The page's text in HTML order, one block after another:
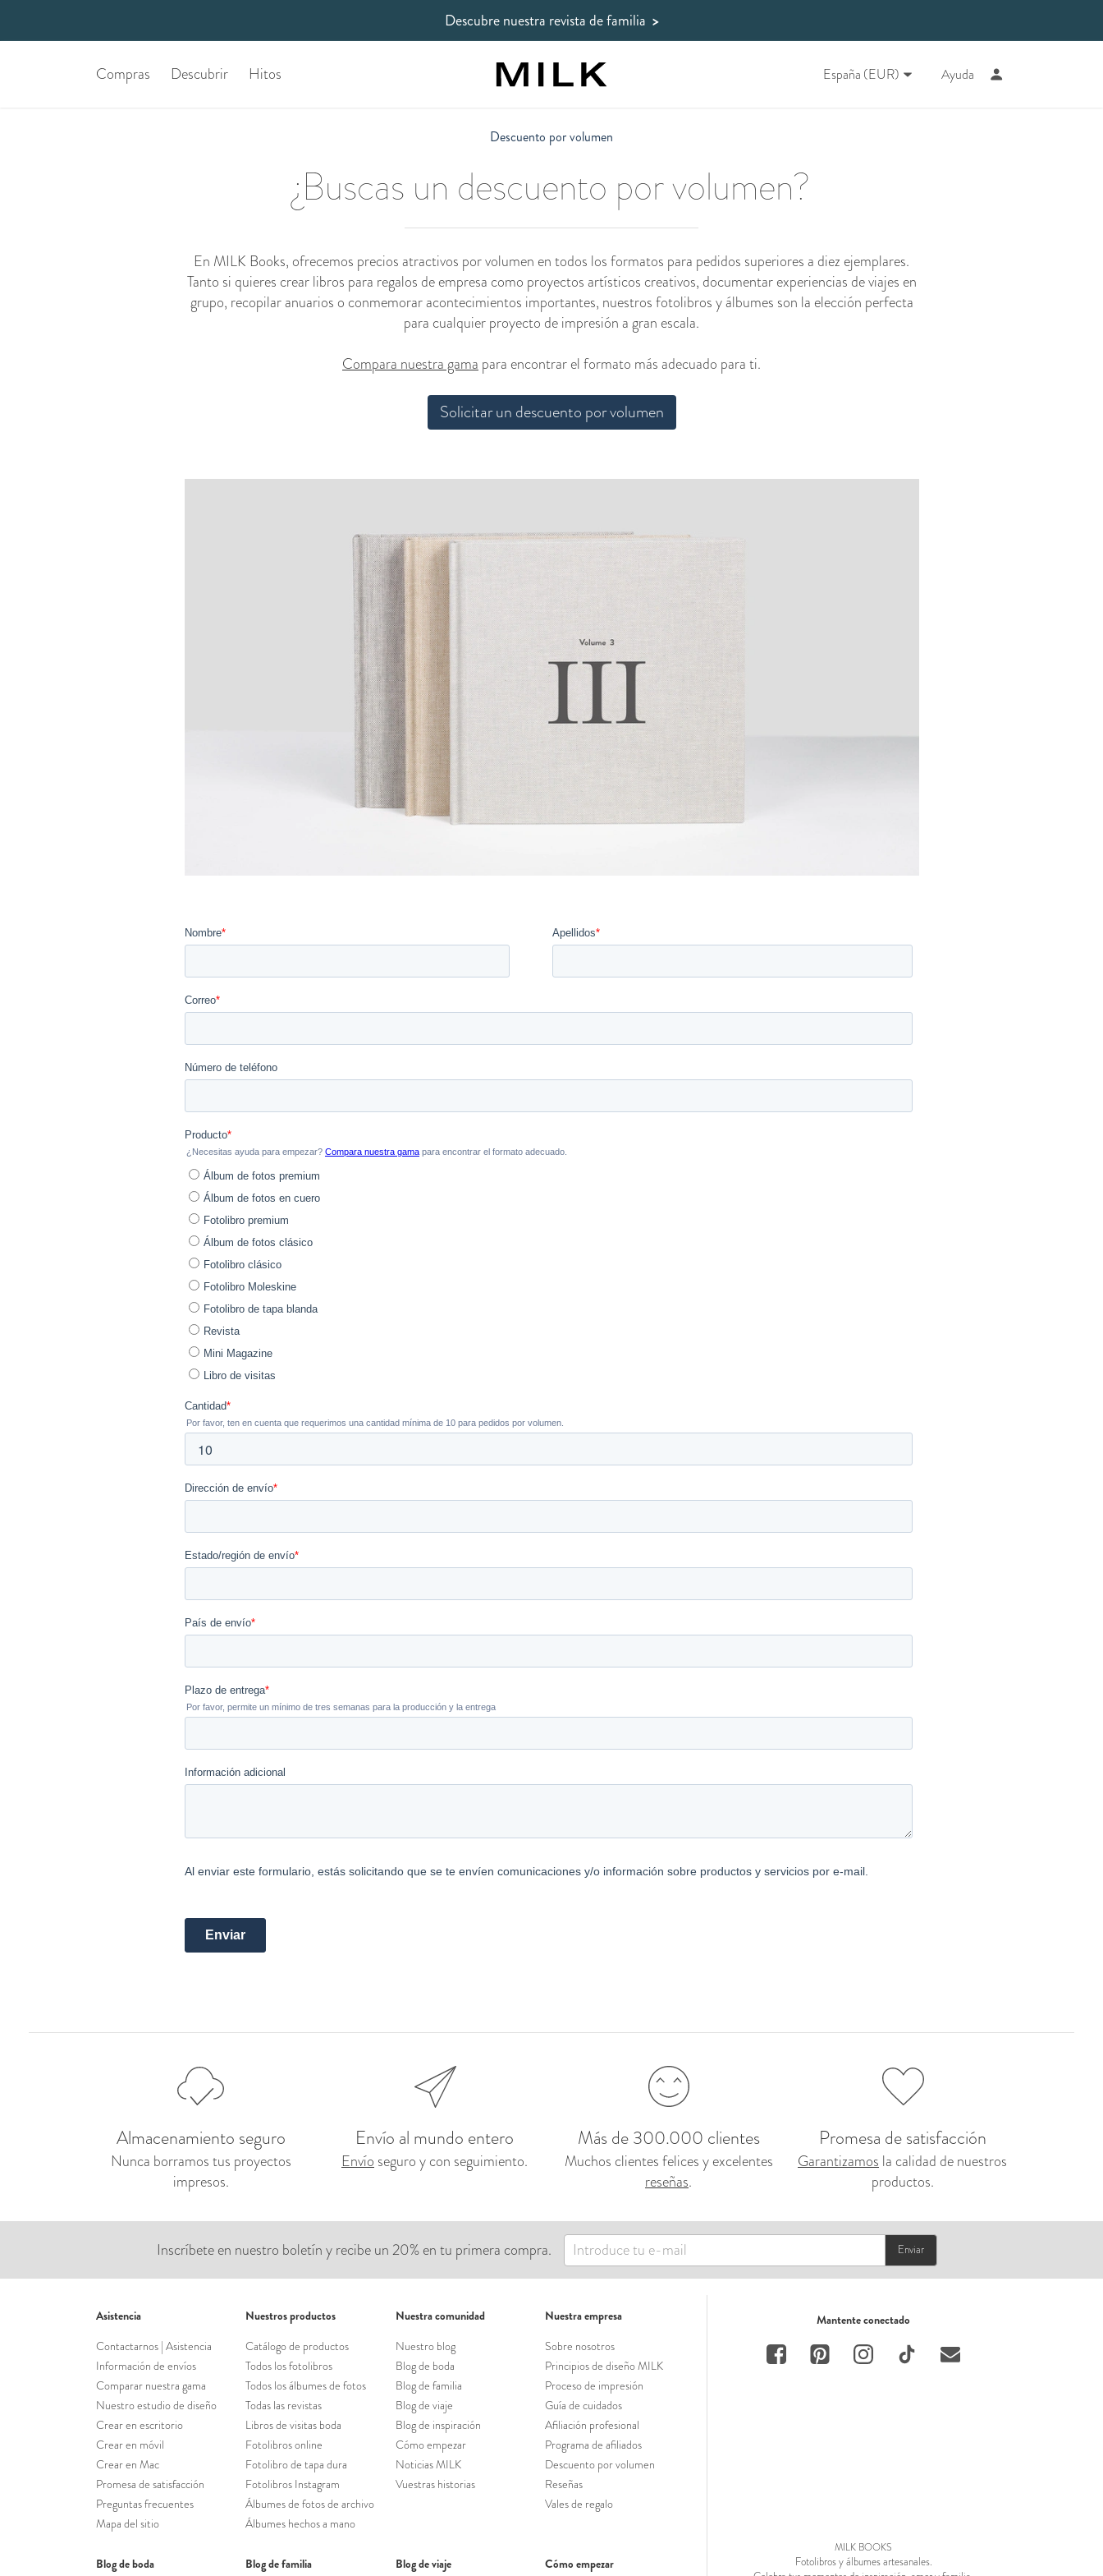
Descubre nuestra revista de familia >
Compras Descubrir Hitos España (EUR) Ayuda
Descuento por volumen
¿Buscas un descuento por volumen?
En MILK Books, ofrecemos precios atractivos por volumen en todos los formatos para pedidos superiores a diez ejemplares.
Tanto si quieres crear libros para regalos de empresa como proyectos artísticos creativos, documentar experiencias de viajes en
grupo, recopilar anuarios o conmemorar acontecimientos importantes, nuestros fotolibros y álbumes son la elección perfecta
para cualquier proyecto de impresión a gran escala.
Compara nuestra gama para encontrar el formato más adecuado para ti.
Solicitar un descuento por volumen
Almacenamiento seguro
Nunca borramos tus proyectos
impresos.
Envío al mundo entero
Envíoseguro y con seguimiento.
Más de 300.000 clientes
Muchos clientes felices y excelentes
reseñas.
Promesa de satisfacción
Garantizamosla calidad de nuestros
productos.
Inscríbete en nuestro boletín y recibe un 20% en tu primera compra. Enviar
Mantente conectado
MILK BOOKS
Fotolibros y álbumes artesanales.
Asistencia
Contactarnos | Asistencia
Información de envíos
Comparar nuestra gama
Nuestro estudio de diseño
Crear en escritorio
Crear en móvil
Crear en Mac
Promesa de satisfacción
Preguntas frecuentes
Mapa del sitio
Nuestros productos
Catálogo de productos
Todos los fotolibros
Todos los álbumes de fotos
Todas las revistas
Libros de visitas boda
Fotolibros online
Fotolibro de tapa dura
Fotolibros Instagram
Álbumes de fotos de archivo
Álbumes hechos a mano
Nuestra comunidad
Nuestro blog
Blog de boda
Blog de familia
Blog de viaje
Blog de inspiración
Cómo empezar
Noticias MILK
Vuestras historias
Nuestra empresa
Sobre nosotros
Principios de diseño MILK
Proceso de impresión
Guía de cuidados
Afiliación profesional
Programa de afiliados
Descuento por volumen
Reseñas
Vales de regalo
Blog de boda Blog de familia Blog de viaje Cómo empezar